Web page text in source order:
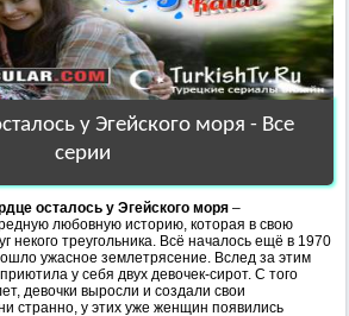
у Эгейского моря - Все
серии
осталось у Эгейского моря –
любовную историю, которая в свою
некого треугольника. Всё началось ещё в 1970
ужасное землетрясение. Вслед за этим
у себя двух девочек-сирот. С того
девочки выросли и создали свои
странно, у этих уже женщин появились